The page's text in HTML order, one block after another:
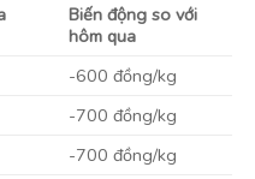
Biến động so với
hôm qua
-600 đồng/kg
-700 đồng/kg
-700 đồng/kg